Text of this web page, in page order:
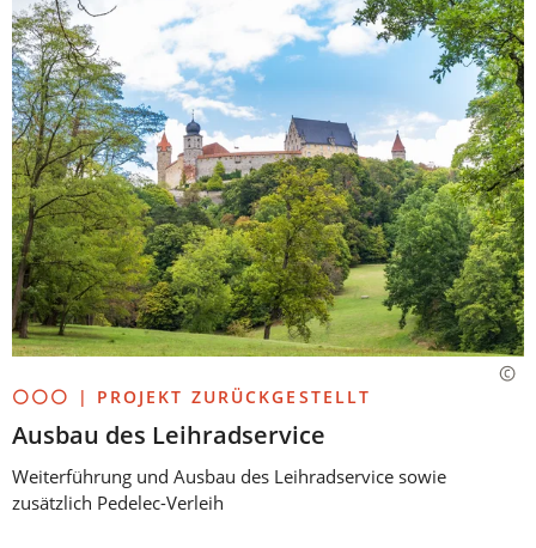
⚪⚪⚪ | PROJEKT ZURÜCKGESTELLT
Ausbau des Leihradservice
Weiterführung und Ausbau des Leihradservice sowie
zusätzlich Pedelec-Verleih